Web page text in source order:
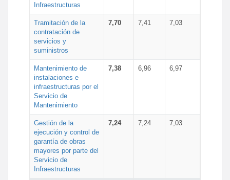
Infraestructuras
Tramitación de la
contratación de
servicios y
suministros
7,70 7,41 7,03
Mantenimiento de
instalaciones e
infraestructuras por el
Servicio de
Mantenimiento
7,38 6,96 6,97
Gestión de la
ejecución y control de
garantía de obras
mayores por parte del
Servicio de
Infraestructuras
7,24 7,24 7,03